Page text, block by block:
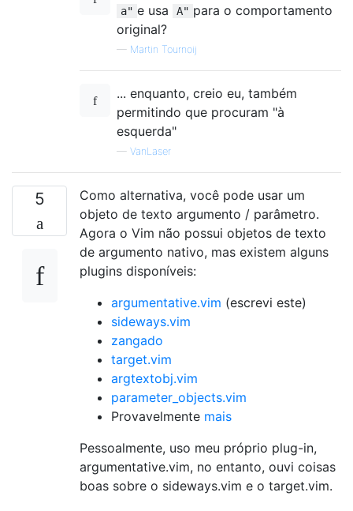
a" e usa A" para o comportamento
original?
— Martin Tournoij
... enquanto, creio eu, também
permitindo que procuram "à
esquerda"
— VanLaser
5
Como alternativa, você pode usar um
objeto de texto argumento / parâmetro.
Agora o Vim não possui objetos de texto
de argumento nativo, mas existem alguns
plugins disponíveis:
argumentative.vim (escrevi este)
sideways.vim
zangado
target.vim
argtextobj.vim
parameter_objects.vim
Provavelmente mais
Pessoalmente, uso meu próprio plug-in,
argumentative.vim, no entanto, ouvi coisas
boas sobre o sideways.vim e o target.vim.